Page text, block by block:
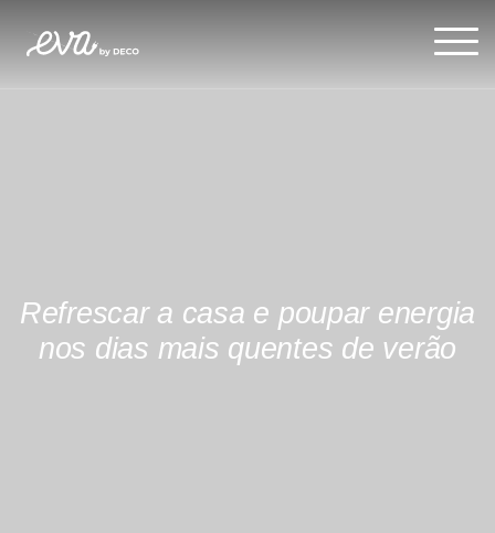
Refrescar a casa e poupar energia
nos dias mais quentes de verão